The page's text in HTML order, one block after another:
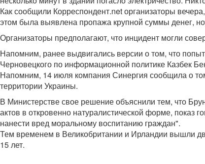
Как сообщили Корреспондент.net организаторы
этом была выявлена пропажа крупной суммы денег,
Организаторы предполагают, что инцидент могли
Напомним, ранее выдвигались версии о том, что
Черновецкого по информационной политике Казбек
Напомним, 14 июля компания Синергия сообщила о
территории Украины.
В Министерстве свое решение объяснили тем, что
актов в откровенно натуралистической форме, показ
нанести вред моральному воспитанию граждан".
Тем временем в Великобритании и Ирландии вышли
15 лет.